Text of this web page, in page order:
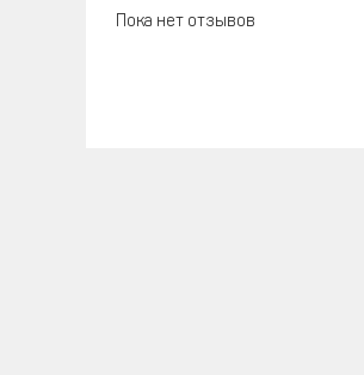
Пока нет отзывов